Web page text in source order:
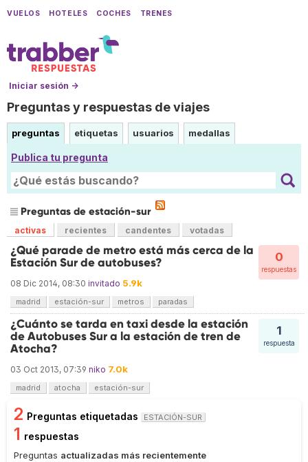
VUELOS HOTELES COCHES TRENES
Iniciar sesión →
Preguntas y respuestas de viajes
preguntas etiquetas usuarios medallas
Publica tu pregunta
Preguntas de estación-sur
activas recientes candentes votadas
0
respuestas
¿Qué parade de metro está más cerca de la
Estación Sur de autobuses?
08 Dic 2014, 08:30 invitado 5.9k
madrid estación-sur metros paradas
1
respuesta
¿Cuánto se tarda en taxi desde la estación
de Autobuses Sur a la estación de tren de
Atocha?
03 Oct 2013, 07:39 niko 7.0k
madrid atocha estación-sur
2 Preguntas etiquetadas ESTACIÓN-SUR
1 respuestas
Preguntas actualizadas más recientemente